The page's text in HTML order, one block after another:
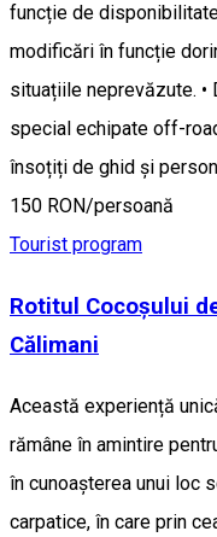
funcție de
modificări în funcție
situațiile neprevăzute.
special echipate off-
însoțiți de ghid și
150 RON/persoană
Tourist program
Rotitul Cocoșului
Călimani
Această experiență
rămâne în amintire
în cunoașterea unui loc
carpatice, în care prin